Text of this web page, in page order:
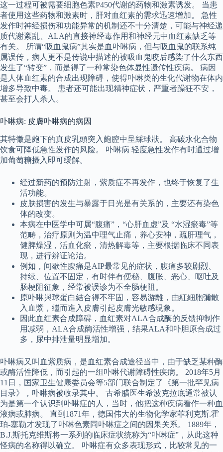
这一过程可被需要细胞色素P450代谢的药物和激素诱发。 当患
者使用这些药物和激素时，肝对血红素的需求迅速增加。 急性
发作时神经损伤和功能异常的机制还不十分清楚，可能与神经递
质代谢紊乱、ALA的直接神经毒作用和神经元中血红素缺乏等
有关。 所谓“吸血鬼病”其实是血卟啉病，但与吸血鬼的联系纯
属误传，病人更不是传说中描述的被吸血鬼咬后感染了什么东西
发生了“转变”，而是得了一种常染色体显性遗传性疾病。 病因
是人体血红素的合成出现障碍，使得卟啉类的生化代谢物在体内
增多导致中毒。 患者还可能出现精神症状，严重者躁狂不安，
甚至会打人杀人。
卟啉病: 皮膚卟啉病的病因
其特徵是皰下的真皮乳頭突入皰腔中呈綵球狀。 高碳水化合物
饮食可降低急性发作的风险。 卟啉病 轻度急性发作有时通过增
加葡萄糖摄入即可缓解。
经过新药的预防注射，紫质症不再发作，也终于恢复了生
活功能。
皮肤损害的发生与暴露于日光是有关系的，主要还有染色
体的改变。
本病在中医学中可属“腹痛”，“心肝血虚”及 “水湿瘀毒”等
范畴，治疗原则为温中理气止痛，养心安神，疏肝理气，
健脾燥湿，活血化瘀，清热解毒等，主要根据临床不同表
现，进行辨证论治。
例如，间歇性腹痛是AIP最常见的症状，腹痛多较剧烈、
持续、位置不固定，有时伴有便秘、腹胀、恶心、呕吐及
肠梗阻征象，经常被误诊为不全肠梗阻。
原卟啉與球蛋白結合得不牢固，容易游離，由紅細胞彌散
入血漿，繼而進入皮膚引起皮膚光敏感現象。
因此血红素合成障碍，血红素对ALA合成酶的反馈抑制作
用减弱，ALA合成酶活性增强，结果ALA和卟胆原合成过
多，尿中排泄量明显增加。
卟啉病又叫血紫质病，是血红素合成途径当中，由于缺乏某种酶
或酶活性降低，而引起的一组卟啉代谢障碍性疾病。 2018年5月
11日，国家卫生健康委员会等5部门联合制定了《第一批罕见病
目录》，卟啉病被收录其中。 古希腊医生希波克拉底通常被认
为是第一个认识到卟啉症的人，当时，他把这种疾病看作一种血
液病或肺病。 直到1871年，德国伟大的生物化学家菲利克斯.霍
珀-塞勒才发现了卟啉色素同卟啉症之间的因果关系。 1889年，
B.J.斯托克维斯将一系列的临床症状统称为“卟啉症”，从此这种
怪病的名称得以确立。 卟啉症有众多表现形式，比较常见的一